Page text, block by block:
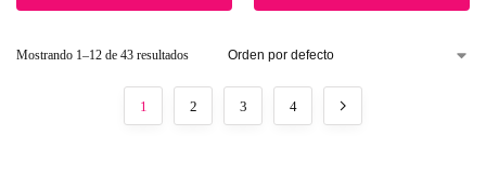
Mostrando 1–12 de 43 resultados
1 2 3 4